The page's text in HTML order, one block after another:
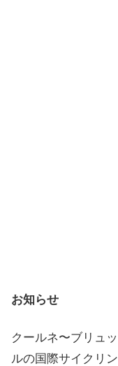
お知らせ
クールネ〜ブリュ
ルの国際サイクリ